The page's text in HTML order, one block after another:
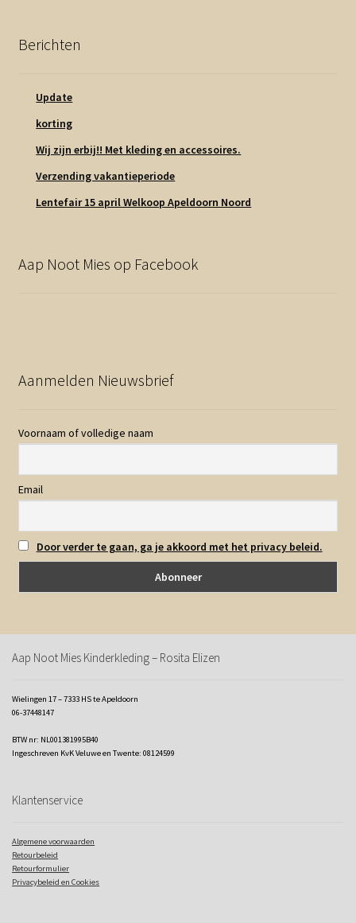
Berichten
Update
korting
Wij zijn erbij!! Met kleding en accessoires.
Verzending vakantieperiode
Lentefair 15 april Welkoop Apeldoorn Noord
Aap Noot Mies op Facebook
Aanmelden Nieuwsbrief
Voornaam of volledige naam
Email
Door verder te gaan, ga je akkoord met het privacy beleid.
Aap Noot Mies Kinderkleding – Rosita Elizen
Wielingen 17 – 7333 HS te Apeldoorn
06-37448147
BTW nr: NL001381995B40
Ingeschreven KvK Veluwe en Twente: 08124599
Klantenservice
Algemene voorwaarden
Retourbeleid
Retourformulier
Privacybeleid en Cookies